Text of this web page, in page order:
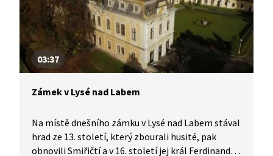
03:37
Zámek v Lysé nad Labem
Na místě dnešního zámku v Lysé nad Labem stával
hrad ze 13. století, který zbourali husité, pak
obnovili Smiřičtí a v 16. století jej král Ferdinand I.